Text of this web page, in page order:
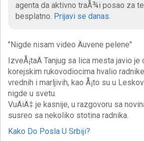
agenta da aktivno traÅ¾i posao za
besplatno. Prijavi se danas.
"Nigde nisam video Äuvene pelene"
IzveÅ¡taÄ Tanjug sa lica mesta javio
korejskim rukovodiocima hvalio
vrednih i marljivih, kao Å¡to su u
nigde u svetu.
VuÄiÄ‡ je kasnije, u razgovoru sa
susreo sa nekoliko stotina radnika.
Kako Do Posla U Srbiji?